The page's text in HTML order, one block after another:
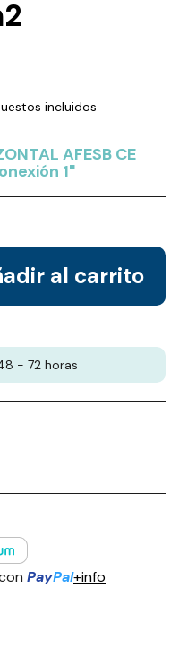
incluidos
AFESB CE
1"
al carrito
- 72 horas
incluidos en tu lista
PayPal+info